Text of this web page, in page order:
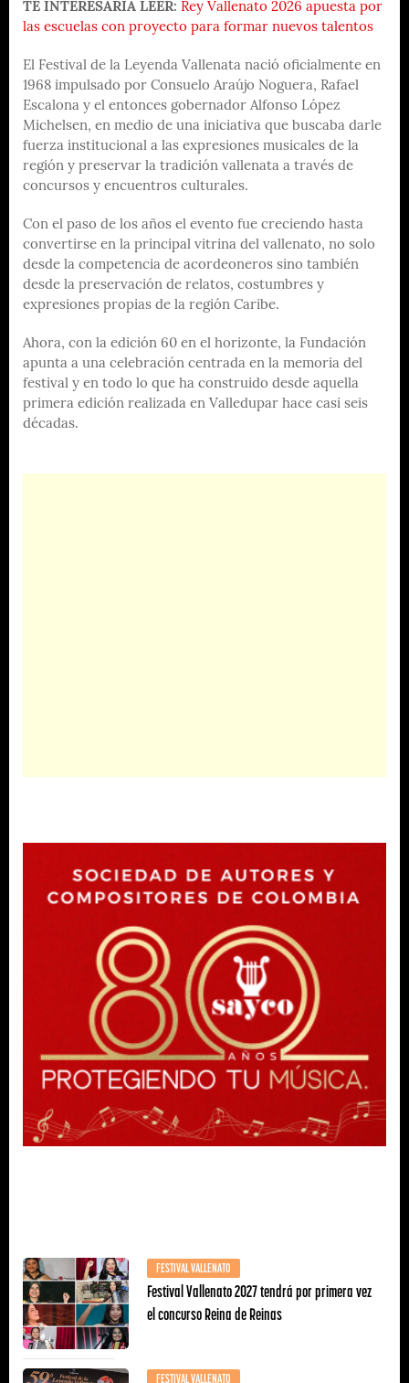
TE INTERESARÍA LEER: Rey Vallenato 2026 apuesta por
las escuelas con proyecto para formar nuevos talentos
El Festival de la Leyenda Vallenata nació oficialmente en
1968 impulsado por Consuelo Araújo Noguera, Rafael
Escalona y el entonces gobernador Alfonso López
Michelsen, en medio de una iniciativa que buscaba darle
fuerza institucional a las expresiones musicales de la
región y preservar la tradición vallenata a través de
concursos y encuentros culturales.
Con el paso de los años el evento fue creciendo hasta
convertirse en la principal vitrina del vallenato, no solo
desde la competencia de acordeoneros sino también
desde la preservación de relatos, costumbres y
expresiones propias de la región Caribe.
Ahora, con la edición 60 en el horizonte, la Fundación
apunta a una celebración centrada en la memoria del
festival y en todo lo que ha construido desde aquella
primera edición realizada en Valledupar hace casi seis
décadas.
FESTIVAL VALLENATO
Festival Vallenato 2027 tendrá por primera vez
el concurso Reina de Reinas
FESTIVAL VALLENATO